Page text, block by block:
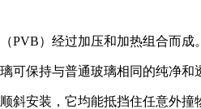
PVB）经过加压和加热组合而成。
可保持与普通玻璃相同的纯净和
斜安装，它均能抵挡住任意外